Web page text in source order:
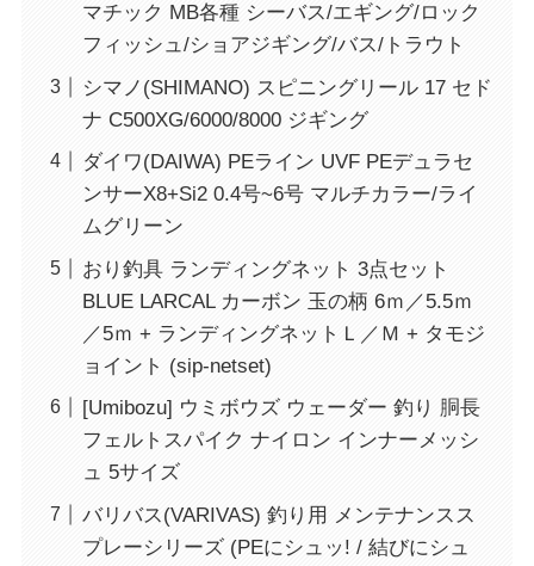
マチック MB各種 シーバス/エギング/ロック
フィッシュ/ショアジギング/バス/トラウト
シマノ(SHIMANO) スピニングリール 17 セド
ナ C500XG/6000/8000 ジギング
ダイワ(DAIWA) PEライン UVF PEデュラセ
ンサーX8+Si2 0.4号~6号 マルチカラー/ライ
ムグリーン
おり釣具 ランディングネット 3点セット
BLUE LARCAL カーボン 玉の柄 6ｍ／5.5ｍ
／5ｍ + ランディングネットＬ／Ｍ + タモジ
ョイント (sip-netset)
[Umibozu] ウミボウズ ウェーダー 釣り 胴長
フェルトスパイク ナイロン インナーメッシ
ュ 5サイズ
バリバス(VARIVAS) 釣り用 メンテナンスス
プレーシリーズ (PEにシュッ! / 結びにシュ